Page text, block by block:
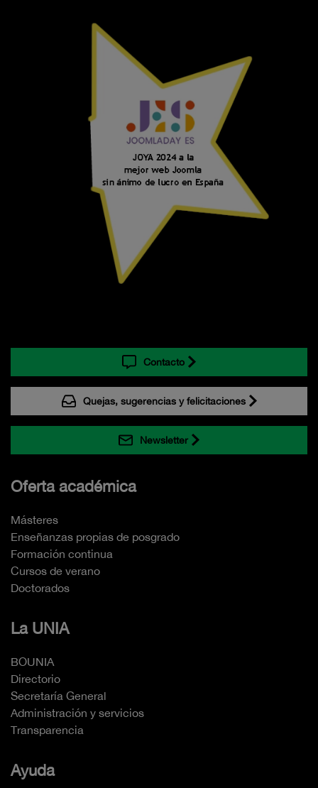
Contacto
Quejas, sugerencias y felicitaciones
Newsletter
Oferta académica
Másteres
Enseñanzas propias de posgrado
Formación continua
Cursos de verano
Doctorados
La UNIA
BOUNIA
Directorio
Secretaría General
Administración y servicios
Transparencia
Ayuda